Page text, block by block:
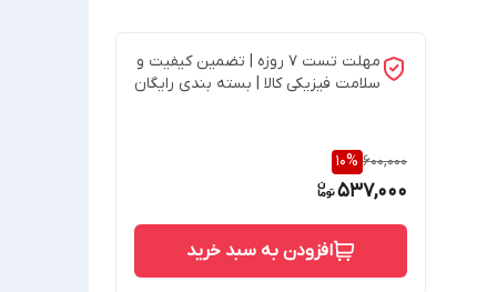
مهلت تست 7 روزه | تضمین کیفیت و
سلامت فیزیکی کالا | بسته بندی رایگان
600,000
10%
537,000
افزودن به سبد خرید